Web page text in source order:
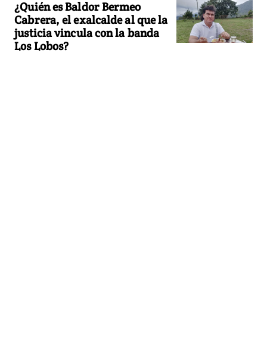
¿Quién es Baldor Bermeo
Cabrera, el exalcalde al que la
justicia vincula con la banda
Los Lobos?